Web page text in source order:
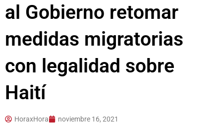
al Gobierno retomar
medidas migratorias
con legalidad sobre
Haití
HoraxHora
noviembre 16, 2021